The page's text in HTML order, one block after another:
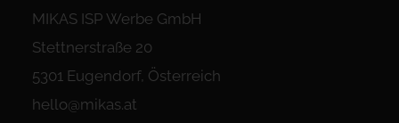
MIKAS ISP Werbe GmbH
Stettnerstraße 20
5301 Eugendorf, Österreich
hello@mikas.at